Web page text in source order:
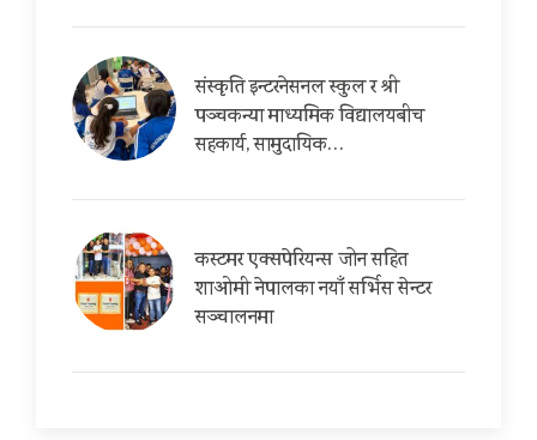
संस्कृति इन्टरनेसनल स्कुल र श्री
पञ्चकन्या माध्यमिक विद्यालयबीच
सहकार्य, सामुदायिक…
कस्टमर एक्सपेरियन्स जोन सहित
शाओमी नेपालका नयाँ सर्भिस सेन्टर
सञ्चालनमा